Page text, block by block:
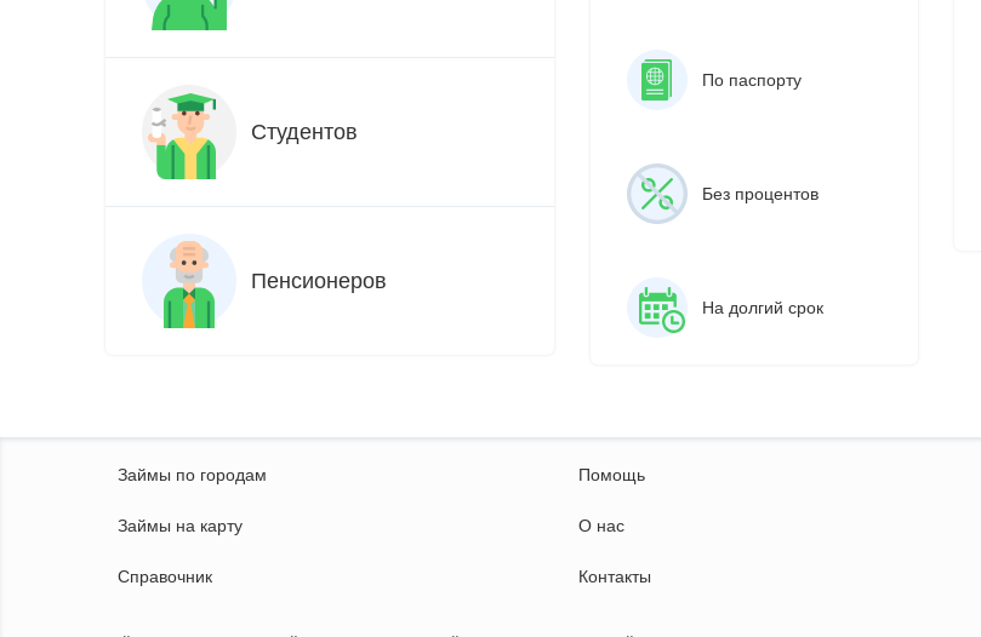
Студентов
Пенсионеров
По паспорту
Без процентов
На долгий срок
Займы по городам Помощь
Займы на карту О нас
Справочник Контакты